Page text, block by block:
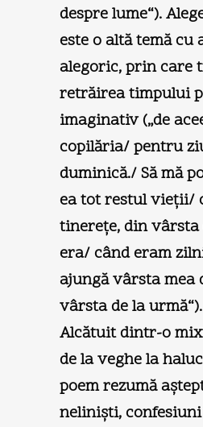
despre lume“).
este o altă temă cu
alegoric, prin care
retrăirea timpului
imaginativ („de
copilăria/ pentru
duminică./ Să mă
ea tot restul vieţii/
tinereţe, din vârsta
era/ când eram
ajungă vârsta mea
vârsta de la urmă“).
Alcătuit dintr-o
de la veghe la
poem rezumă
nelinişti,